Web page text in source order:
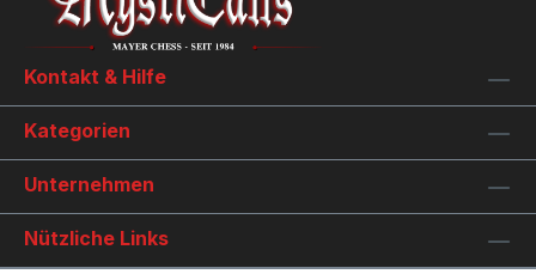
Kontakt & Hilfe
Kategorien
Unternehmen
Nützliche Links